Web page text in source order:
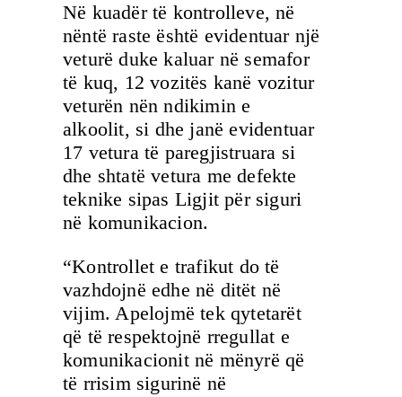
Në kuadër të kontrolleve, në
nëntë raste është evidentuar një
veturë duke kaluar në semafor
të kuq, 12 vozitës kanë vozitur
veturën nën ndikimin e
alkoolit, si dhe janë evidentuar
17 vetura të paregjistruara si
dhe shtatë vetura me defekte
teknike sipas Ligjit për siguri
në komunikacion.
“Kontrollet e trafikut do të
vazhdojnë edhe në ditët në
vijim. Apelojmë tek qytetarët
që të respektojnë rregullat e
komunikacionit në mënyrë që
të rrisim sigurinë në